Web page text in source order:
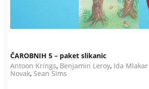
ČAROBNIH 5 – paket slikanic
Antoon Krings, Benjamin Leroy, Ida
Novak, Sean Sims